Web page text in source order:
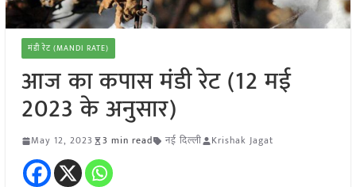
मंडी रेट (MANDI RATE)
आज का कपास मंडी रेट (12 मई
2023 के अनुसार)
May 12, 2023 3 min read नई दिल्ली Krishak Jagat